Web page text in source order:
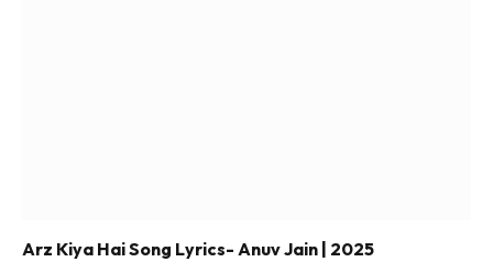
Arz Kiya Hai Song Lyrics- Anuv Jain | 2025